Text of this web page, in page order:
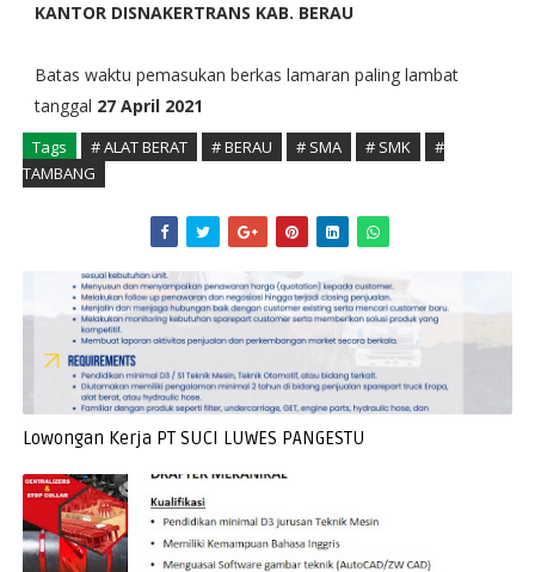
KANTOR DISNAKERTRANS KAB. BERAU
Batas waktu pemasukan berkas lamaran paling lambat
tanggal 27 April 2021
Tags # ALAT BERAT # BERAU # SMA # SMK
#
TAMBANG
Lowongan Kerja PT SUCI LUWES PANGESTU